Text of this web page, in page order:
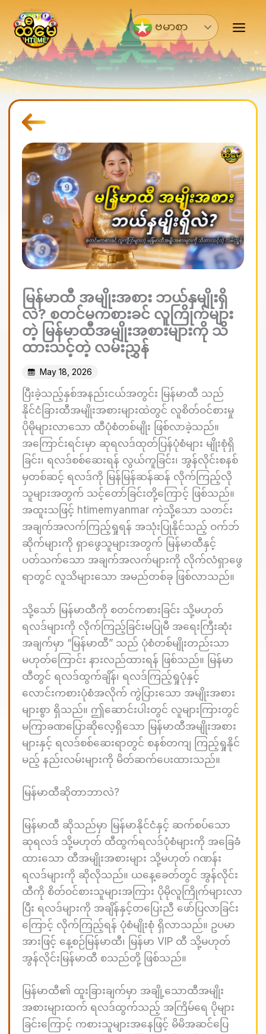
content
ဗမာစာ
မြန်မာထီ အမျိုးအစား ဘယ်နှမျိုးရှိ
လဲ? စတင်မကစားခင် လူကြိုက်များ
တဲ့ မြန်မာထီအမျိုးအစားများကို သိ
ထားသင့်တဲ့ လမ်းညွှန်
May 18, 2026
ပြီးခဲ့သည့်နှစ်အနည်းငယ်အတွင်း မြန်မာထီ သည်
နိုင်ငံခြားထီအမျိုးအစားများထဲတွင် လူစိတ်ဝင်စားမှု
ပိုမိုများလာသော ထီပုံစံတစ်မျိုး ဖြစ်လာခဲ့သည်။
အကြောင်းရင်းမှာ ဆုရလဒ်ထုတ်ပြန်ပုံစံများ မျိုးစုံရှိ
ခြင်း၊ ရလဒ်စစ်ဆေးရန် လွယ်ကူခြင်း၊ အွန်လိုင်းစနစ်
မှတစ်ဆင့် ရလဒ်ကို မြန်မြန်ဆန်ဆန် လိုက်ကြည့်လို
သူများအတွက် သင့်တော်ခြင်းတို့ကြောင့် ဖြစ်သည်။
အထူးသဖြင့် htimemyanmar ကဲ့သို့သော သတင်း
အချက်အလက်ကြည့်ရှုရန် အသုံးပြုနိုင်သည့် ဝက်ဘ်
ဆိုက်များကို ရှာဖွေသူများအတွက် မြန်မာထီနှင့်
ပတ်သက်သော အချက်အလက်များကို လိုက်လံရှာဖွေ
ရာတွင် လူသိများသော အမည်တစ်ခု ဖြစ်လာသည်။
သို့သော် မြန်မာထီကို စတင်ကစားခြင်း သို့မဟုတ်
ရလဒ်များကို လိုက်ကြည့်ခြင်းမပြုမီ အရေးကြီးဆုံး
အချက်မှာ “မြန်မာထီ” သည် ပုံစံတစ်မျိုးတည်းသာ
မဟုတ်ကြောင်း နားလည်ထားရန် ဖြစ်သည်။ မြန်မာ
ထီတွင် ရလဒ်ထွက်ချိန်၊ ရလဒ်ကြည့်ရှုပုံနှင့်
လောင်းကစားပုံစံအလိုက် ကွဲပြားသော အမျိုးအစား
များစွာ ရှိသည်။ ဤဆောင်းပါးတွင် လူများကြားတွင်
မကြာခဏပြောဆိုလေ့ရှိသော မြန်မာထီအမျိုးအစား
များနှင့် ရလဒ်စစ်ဆေးရာတွင် စနစ်တကျ ကြည့်ရှုနိုင်
မည့် နည်းလမ်းများကို မိတ်ဆက်ပေးထားသည်။
မြန်မာထီဆိုတာဘာလဲ?
မြန်မာထီ ဆိုသည်မှာ မြန်မာနိုင်ငံနှင့် ဆက်စပ်သော
ဆုရလဒ် သို့မဟုတ် ထီထွက်ရလဒ်ပုံစံများကို အခြေခံ
ထားသော ထီအမျိုးအစားများ သို့မဟုတ် ဂဏန်း
ရလဒ်များကို ဆိုလိုသည်။ ယနေ့ခေတ်တွင် အွန်လိုင်း
ထီကို စိတ်ဝင်စားသူများအကြား ပိုမိုလူကြိုက်များလာ
ပြီး ရလဒ်များကို အချိန်နှင့်တပြေးညီ ဖော်ပြလာခြင်း
ကြောင့် လိုက်ကြည့်ရန် ပုံစံမျိုးစုံ ရှိလာသည်။ ဥပမာ
အားဖြင့် နေ့စဉ်မြန်မာထီ၊ မြန်မာ VIP ထီ သို့မဟုတ်
အွန်လိုင်းမြန်မာထီ စသည်တို့ ဖြစ်သည်။
မြန်မာထီ၏ ထူးခြားချက်မှာ အချို့သောထီအမျိုး
အစားများထက် ရလဒ်ထွက်သည့် အကြိမ်ရေ ပိုများ
ခြင်းကြောင့် ကစားသူများအနေဖြင့် မိမိအဆင်ပြေ